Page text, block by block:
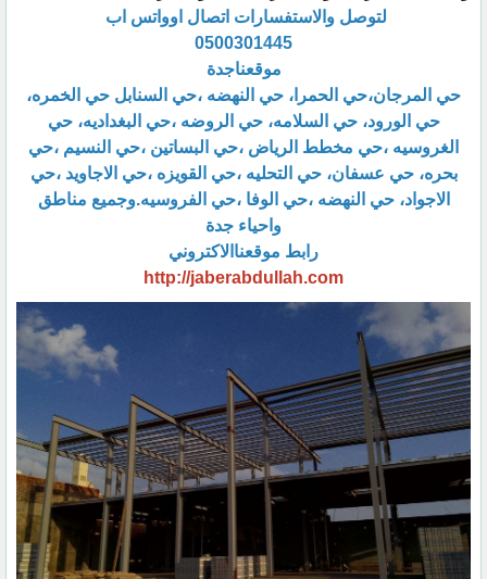
لتوصل والاستفسارات اتصال اوواتس اب
0500301445
موقعناجدة
حي المرجان،حي الحمرا، حي النهضه ،حي السنابل حي الخمره،
حي الورود، حي السلامه، حي الروضه ،حي البغداديه، حي
الغروسيه ،حي مخطط الرياض ،حي البساتين ،حي النسيم ،حي
بحره، حي عسفان، حي التحليه ،حي القويزه ،حي الاجاويد ،حي
الاجواد، حي النهضه ،حي الوفا ،حي الفروسيه.وجميع مناطق
واحياء جدة
رابط موقعناالاكتروني
http://jaberabdullah.com